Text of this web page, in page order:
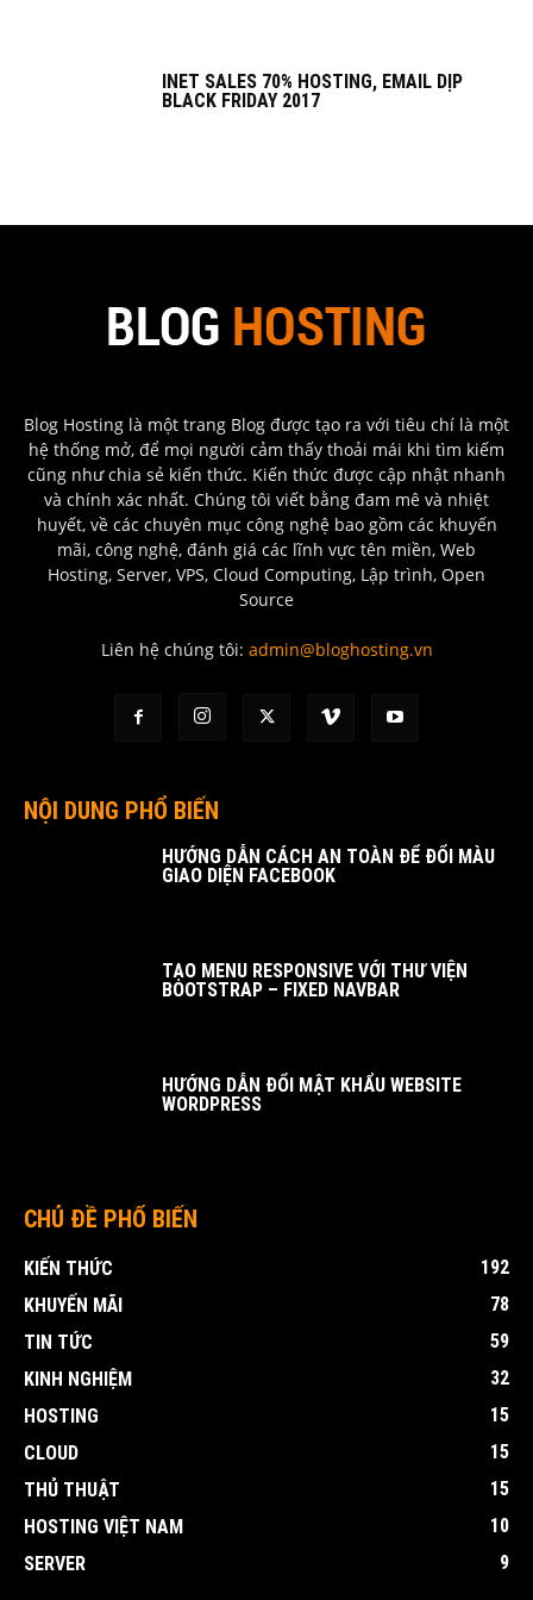
INET SALES 70% HOSTING, EMAIL DỊP
BLACK FRIDAY 2017
Blog Hosting là một trang Blog được tạo ra với tiêu chí là một
hệ thống mở, để mọi người cảm thấy thoải mái khi tìm kiếm
cũng như chia sẻ kiến thức. Kiến thức được cập nhật nhanh
và chính xác nhất. Chúng tôi viết bằng đam mê và nhiệt
huyết, về các chuyên mục công nghệ bao gồm các khuyến
mãi, công nghệ, đánh giá các lĩnh vực tên miền, Web
Hosting, Server, VPS, Cloud Computing, Lập trình, Open
Source
Liên hệ chúng tôi: admin@bloghosting.vn
NỘI DUNG PHỔ BIẾN
HƯỚNG DẪN CÁCH AN TOÀN ĐỂ ĐỔI MÀU
GIAO DIỆN FACEBOOK
TẠO MENU RESPONSIVE VỚI THƯ VIỆN
BOOTSTRAP – FIXED NAVBAR
HƯỚNG DẪN ĐỔI MẬT KHẨU WEBSITE
WORDPRESS
CHỦ ĐỀ PHỔ BIẾN
KIẾN THỨC
192
KHUYẾN MÃI
78
TIN TỨC
59
KINH NGHIỆM
32
HOSTING
15
CLOUD
15
THỦ THUẬT
15
HOSTING VIỆT NAM
10
SERVER
9